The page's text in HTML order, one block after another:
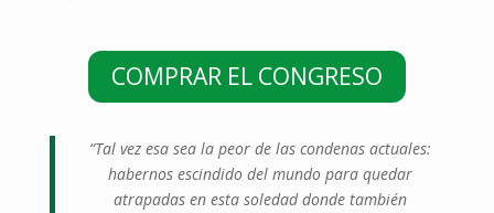
COMPRAR EL CONGRESO
“Tal vez esa sea la peor de las condenas actuales:
habernos escindido del mundo para quedar
atrapadas en esta soledad donde también